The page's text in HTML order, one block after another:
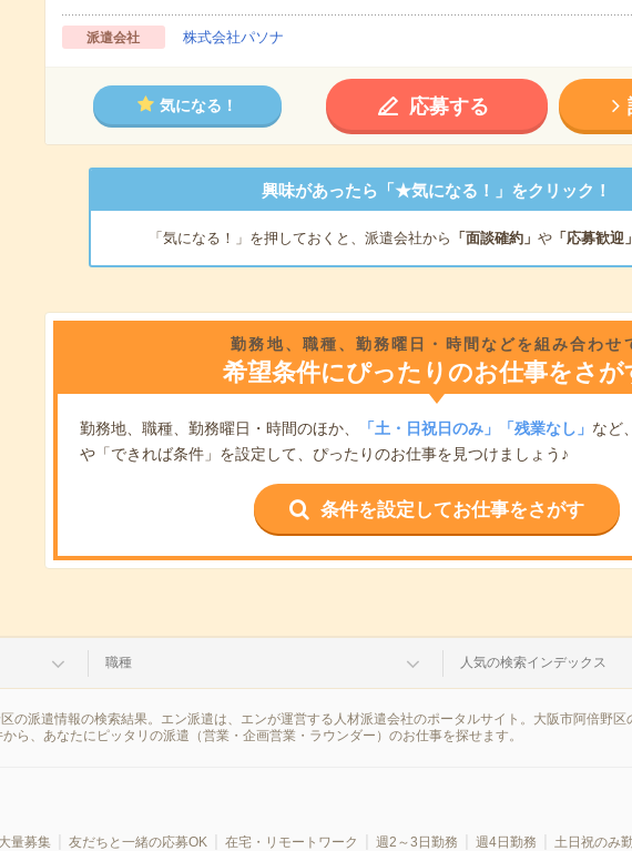
派遣会社 株式会社パソナ
気になる！ 応募する
興味があったら「★気になる！」をクリック！
「気になる！」を押しておくと、派遣会社から 「面談確約」 や「応募歓迎」
勤務地、職種、勤務曜日・時間などを組み合わせ
希望条件にぴったりのお仕事をさが
勤務地、職種、勤務曜日・時間のほか、 「土・日祝日のみ」「残業なし」 など
や「できれば条件」を設定して、ぴったりのお仕事を見つけましょう♪
条件を設定してお仕事をさがす
職種 人気の検索インデックス
の派遣情報の検索結果。エン派遣は、エンが運営する人材派遣会社のポータルサイト。大阪市阿倍野区
ら、あなたにピッタリの派遣（営業・企画営業・ラウンダー）のお仕事を探せます。
量募集 友だちと一緒の応募OK 在宅・リモートワーク 週2～3日勤務 週4日勤務 土日祝のみ